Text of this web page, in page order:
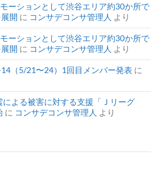
ーションとして渋谷エリア約30か所で
開 に コンサデコンサ管理人 より
ーションとして渋谷エリア約30か所で
開 に コンサデコンサ管理人 より
（5/21〜24）1回目メンバー発表 に
による被害に対する支援「Ｊリーグ
に コンサデコンサ管理人 より